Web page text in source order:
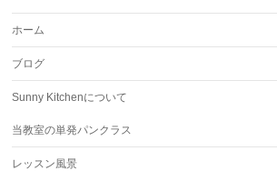
ホーム
ブログ
Sunny Kitchenについて
当教室の単発パンクラス
レッスン風景